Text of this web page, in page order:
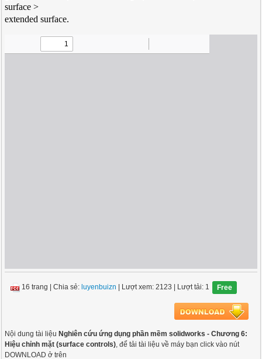
surface >
extended surface.
16 trang |Chia sẻ: luyenbuizn | Lượt xem: 2123 | Lượt tải: 1 Free
Nội dung tài liệu Nghiên cứu ứng dụng phần mềm solidworks - Chương 6:
Hiệu chỉnh mặt (surface controls), để tải tài liệu về máy bạn click vào nút
DOWNLOAD ở trên